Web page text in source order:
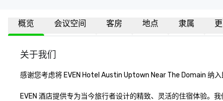
概览 会议空间 客房 地点 隶属
关于我们
感谢您考虑将 EVEN Hotel Austin Uptown Near The Domain 纳
EVEN 酒店提供专为当今旅行者设计的精致、灵活的住宿体验。